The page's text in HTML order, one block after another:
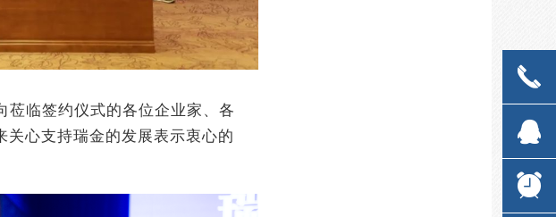
莅临签约仪式的各位企业家、各
心支持瑞金的发展表示衷心的
끅
뀩
뀥
끅
뀩
뀥